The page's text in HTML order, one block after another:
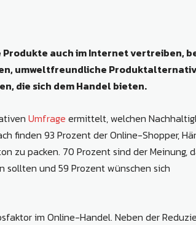
auch im Internet vertreiben,
umweltfreundliche
die sich dem Handel bieten.
Umfrage ermittelt, welchen
finden 93 Prozent der Online-Shopper,
zu packen. 70 Prozent sind der Meinung,
sollten und 59 Prozent wünschen sich
im Online-Handel. Neben der